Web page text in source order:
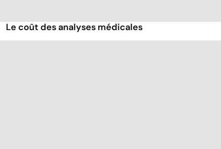
Le coût des analyses médicales